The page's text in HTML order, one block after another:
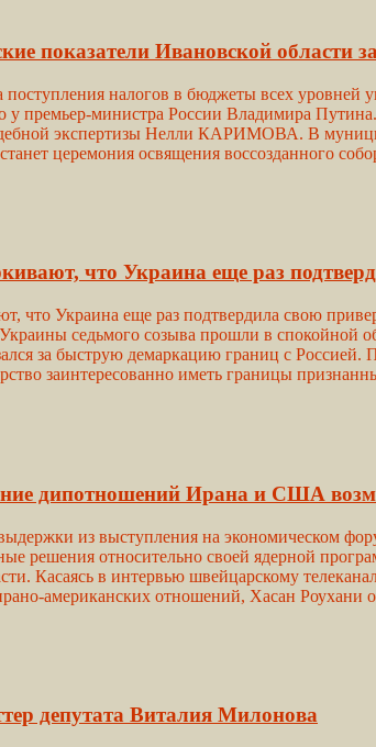
показатели Ивановской области
поступления налогов в бюджеты всех
у премьер-министра России Владимира
экспертизы Нелли КАРИМОВА. В
церемония освящения воссозданного
что Украина еще раз
что Украина еще раз подтвердила свою
седьмого созыва прошли в спокойной
за быструю демаркацию границ с Россией.
заинтересованно иметь границы
дипотношений Ирана и США
из выступления на экономическом
решения относительно своей ядерной
Касаясь в интервью швейцарскому
американских отношений, Хасан
депутата Виталия Милонова